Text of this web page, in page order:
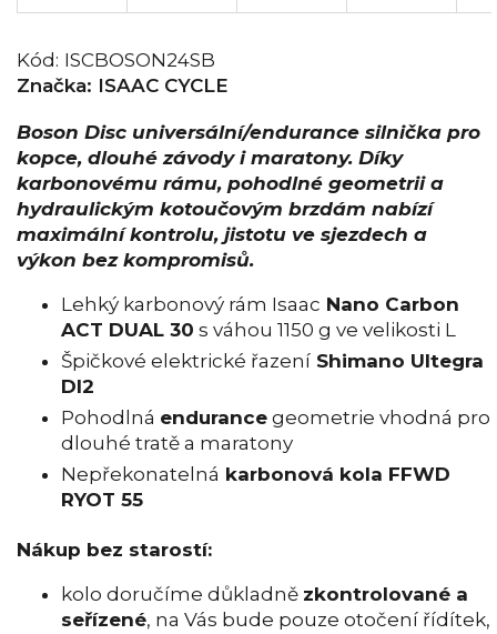
Kód: ISCBOSON24SB
Značka: ISAAC CYCLE
Boson Disc universální/endurance silnička pro
kopce, dlouhé závody i maratony. Díky
karbonovému rámu, pohodlné geometrii a
hydraulickým kotoučovým brzdám nabízí
maximální kontrolu, jistotu ve sjezdech a
výkon bez kompromisů.
Lehký karbonový rám Isaac Nano Carbon
ACT DUAL 30 s váhou 1150 g ve velikosti L
Špičkové elektrické řazení Shimano Ultegra
DI2
Pohodlná endurance geometrie vhodná pro
dlouhé tratě a maratony
Nepřekonatelná karbonová kola FFWD
RYOT 55
Nákup bez starostí:
kolo doručíme důkladně zkontrolované a
seřízené, na Vás bude pouze otočení řídítek,